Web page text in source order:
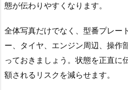
態が伝わりやすくなります。
全体写真だけでなく、型番プレー
ー、タイヤ、エンジン周辺、操作
っておきましょう。状態を正直に
額されるリスクを減らせます。